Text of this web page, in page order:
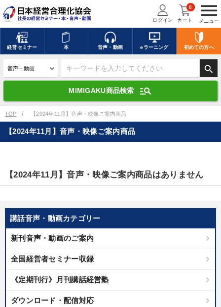
menu
メニュー
ログイン カート
0
経営セミナー 本 音声・動画 eラーニング 初めての方へ
search
MIMIGAKU商品検索 manage_search
キーワードを入力して探す
デジタル版対応のみ検索結果に表示する
search 上記の条件で検索
ます
若手異才経営者の発想 専門家のアドバイス
リーダーの器量を学ぶ
テーマ
TOP 【2024年11月】音声・映像ご案内商品
講話音声・動画カテゴリー
新刊音声・動画のご案内
全国経営者セミナー収録
《定期刊行》月刊講話経営塾
ダウンロード・配信対応
【2024年11月】音声・映像ご案内商品
【2024年11月】音声・映像ご案内商品はありません